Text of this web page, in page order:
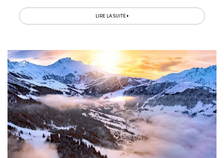
LIRE LA SUITE